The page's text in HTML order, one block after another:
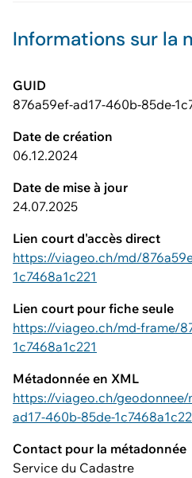
Informations sur la
GUID
876a59ef-ad17-460b-85de-
Date de création
06.12.2024
Date de mise à jour
24.07.2025
Lien court d'accès direct
https://viageo.ch/md/
1c7468a1c221
Lien court pour fiche seule
https://viageo.ch/md-frame/
1c7468a1c221
Métadonnée en XML
https://viageo.ch/
ad17-460b-85de-
Contact pour la métadonnée
Service du Cadastre